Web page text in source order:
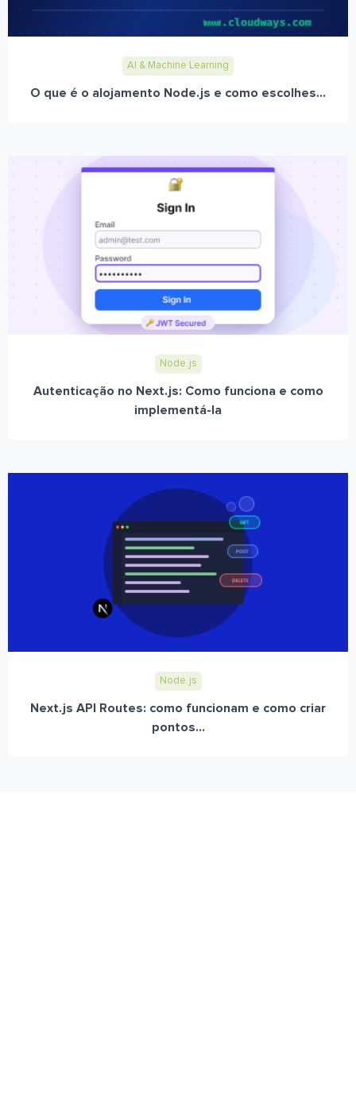
AI & Machine Learning
O que é o alojamento Node.js e como escolhes...
Node.js
Autenticação no Next.js: Como funciona e como
implementá-la
Node.js
Next.js API Routes: como funcionam e como criar
pontos...